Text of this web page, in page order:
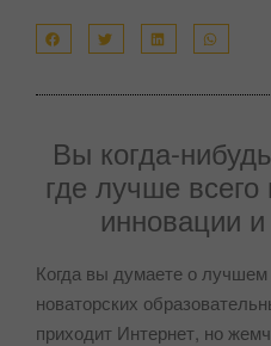
Вы когда-
где лучше
инновации
Когда вы думаете о
новаторских
приходит Интернет, но